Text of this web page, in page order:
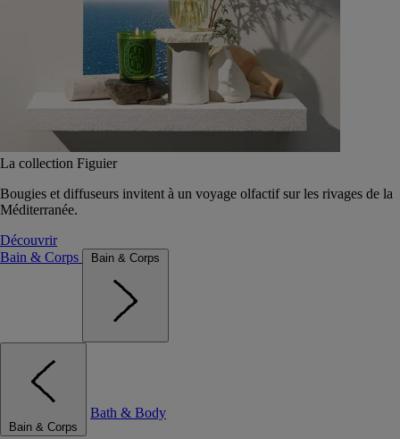
La collection Figuier
Bougies et diffuseurs invitent à un voyage olfactif sur les rivages de la
Méditerranée.
Découvrir
Bain & Corps
Bain & Corps
Bain & Corps
Bath & Body